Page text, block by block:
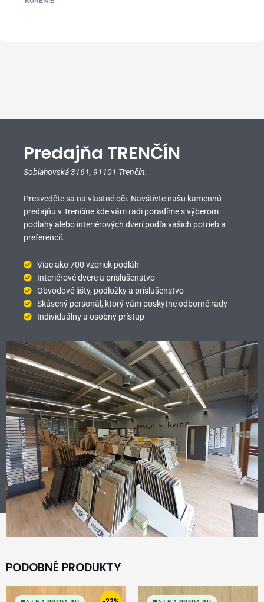
Predajňa TRENČÍN
Soblahovská 3161, 91101 Trenčín.
Presvedčte sa na vlastné oči. Navštívte našu kamennú
predajňu v Trenčíne kde vám radi poradíme s výberom
podlahy alebo interiérových dverí podľa vašich potrieb a
preferencií.
Viac ako 700 vzoriek podláh
Interiérové dvere a príslušenstvo
Obvodové lišty, podložky a príslušenstvo
Skúsený personál, ktorý vám poskytne odborné rady
Individuálny a osobný prístup
PODOBNÉ PRODUKTY
Original
price
Current
price